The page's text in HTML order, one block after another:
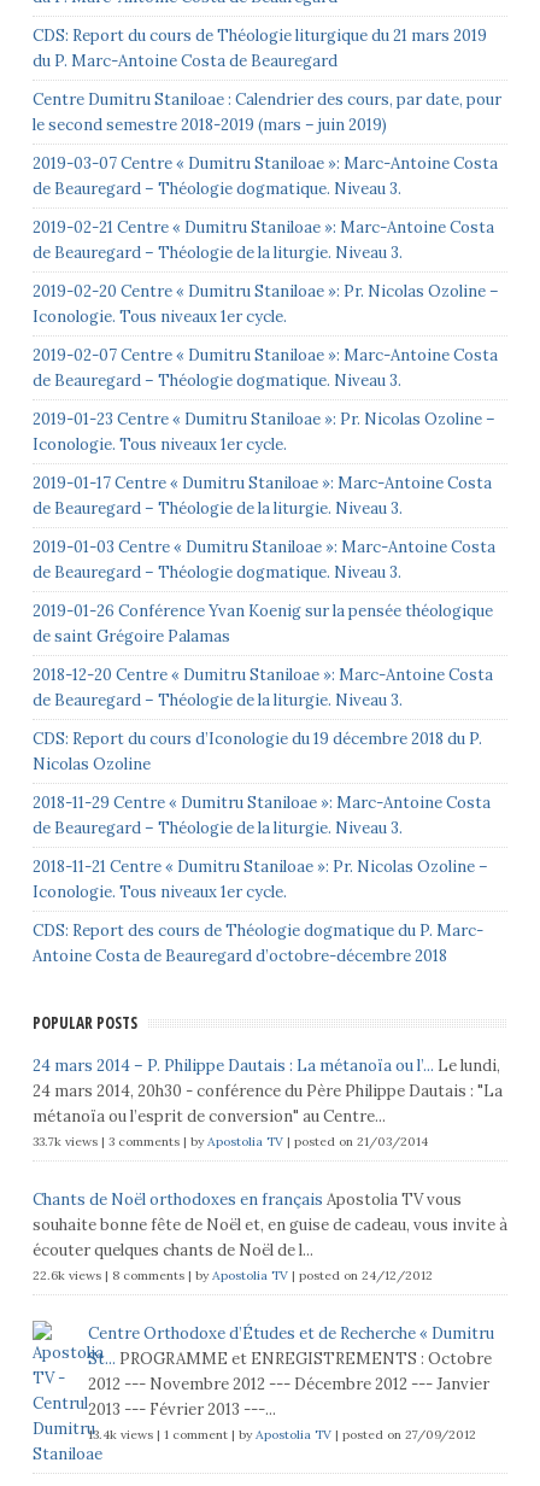
CDS: Report du cours de Théologie liturgique du 21 mars 2019
du P. Marc-Antoine Costa de Beauregard
Centre Dumitru Staniloae : Calendrier des cours, par date, pour
le second semestre 2018-2019 (mars – juin 2019)
2019-03-07 Centre « Dumitru Staniloae »: Marc-Antoine Costa
de Beauregard – Théologie dogmatique. Niveau 3.
2019-02-21 Centre « Dumitru Staniloae »: Marc-Antoine Costa
de Beauregard – Théologie de la liturgie. Niveau 3.
2019-02-20 Centre « Dumitru Staniloae »: Pr. Nicolas Ozoline –
Iconologie. Tous niveaux 1er cycle.
2019-02-07 Centre « Dumitru Staniloae »: Marc-Antoine Costa
de Beauregard – Théologie dogmatique. Niveau 3.
2019-01-23 Centre « Dumitru Staniloae »: Pr. Nicolas Ozoline –
Iconologie. Tous niveaux 1er cycle.
2019-01-17 Centre « Dumitru Staniloae »: Marc-Antoine Costa
de Beauregard – Théologie de la liturgie. Niveau 3.
2019-01-03 Centre « Dumitru Staniloae »: Marc-Antoine Costa
de Beauregard – Théologie dogmatique. Niveau 3.
2019-01-26 Conférence Yvan Koenig sur la pensée théologique
de saint Grégoire Palamas
2018-12-20 Centre « Dumitru Staniloae »: Marc-Antoine Costa
de Beauregard – Théologie de la liturgie. Niveau 3.
CDS: Report du cours d’Iconologie du 19 décembre 2018 du P.
Nicolas Ozoline
2018-11-29 Centre « Dumitru Staniloae »: Marc-Antoine Costa
de Beauregard – Théologie de la liturgie. Niveau 3.
2018-11-21 Centre « Dumitru Staniloae »: Pr. Nicolas Ozoline –
Iconologie. Tous niveaux 1er cycle.
CDS: Report des cours de Théologie dogmatique du P. Marc-
Antoine Costa de Beauregard d’octobre-décembre 2018
POPULAR POSTS
24 mars 2014 – P. Philippe Dautais : La métanoïa ou l’... Le lundi,
24 mars 2014, 20h30 - conférence du Père Philippe Dautais : "La
métanoïa ou l’esprit de conversion" au Centre...
33.7k views| 3 comments| byApostolia TV| posted on 21/03/2014
Chants de Noël orthodoxes en français Apostolia TV vous
souhaite bonne fête de Noël et, en guise de cadeau, vous invite à
écouter quelques chants de Noël de l...
22.6k views| 8 comments| byApostolia TV| posted on 24/12/2012
Centre Orthodoxe d’Études et de Recherche « Dumitru
St... PROGRAMME et ENREGISTREMENTS : Octobre
2012 --- Novembre 2012 --- Décembre 2012 --- Janvier
2013 --- Février 2013 ---...
13.4k views| 1 comment| byApostolia TV| posted on 27/09/2012